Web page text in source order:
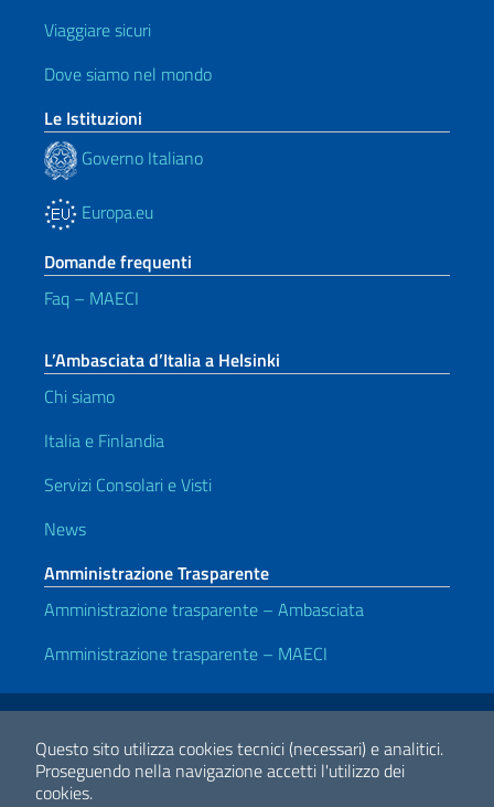
Questo sito utilizza cookies tecnici (necessari) e analitici.
Proseguendo nella navigazione accetti l'utilizzo dei
cookies.
Viaggiare sicuri
Dove siamo nel mondo
Le Istituzioni
Governo Italiano
Europa.eu
Domande frequenti
Faq – MAECI
L’Ambasciata d’Italia a Helsinki
Chi siamo
Italia e Finlandia
Servizi Consolari e Visti
News
Amministrazione Trasparente
Amministrazione trasparente – Ambasciata
Amministrazione trasparente – MAECI
Link Utili